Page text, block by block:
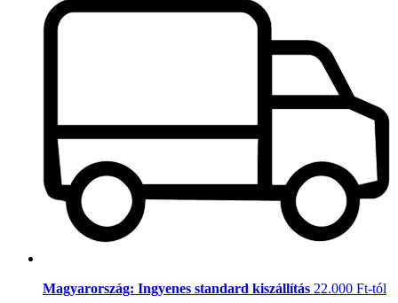
Magyarország: Ingyenes standard kiszállítás 22.000 Ft-tól